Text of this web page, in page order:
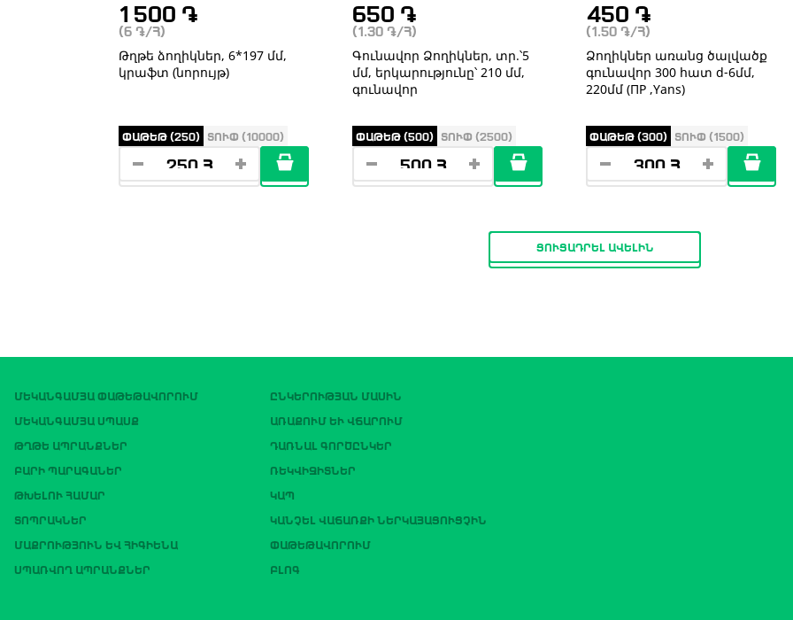
1 500 ֏
(6 ֏ /Հ)
Թղթե ձողիկներ, 6*197 մմ,
կրաֆտ (նորույթ)
ՓԱԹԵԹ (250) ՏՈՒՓ (10000)
650 ֏
(1.30 ֏ /Հ)
Գունավոր Ձողիկներ, տր.՝5
մմ, երկարությունը՝ 210 մմ,
գունավոր
ՓԱԹԵԹ (500) ՏՈՒՓ (2500)
450 ֏
(1.50 ֏ /Հ)
Ձողիկներ առանց ծալվածք
գունավոր 300 հատ d-6մմ,
220մմ (ПР ,Yans)
ՓԱԹԵԹ (300) ՏՈՒՓ (1500)
ՑՈՒՑԱԴՐԵԼ ԱՎԵԼԻՆ
ՄԵԿԱՆԳԱՄՅԱ ՓԱԹԵԹԱՎՈՐՈՒՄ
ՄԵԿԱՆԳԱՄՅԱ ՍՊԱՍՔ
ԹՂԹԵ ԱՊՐԱՆՔՆԵՐ
ԲԱՐԻ ՊԱՐԱԳԱՆԵՐ
ԹԽԵԼՈՒ ՀԱՄԱՐ
ՏՈՊՐԱԿՆԵՐ
ՄԱՔՐՈՒԹՅՈՒՆ ԵՎ ՀԻԳԻԵՆԱ
ՍՊԱՌՎՈՂ ԱՊՐԱՆՔՆԵՐ
ԸՆԿԵՐՈՒԹՅԱՆ ՄԱՍԻՆ
ԱՌԱՔՈՒՄ ԵՒ ՎՃԱՐՈՒՄ
ԴԱՌՆԱԼ ԳՈՐԾԸՆԿԵՐ
ՌԵԿՎԻԶԻՏՆԵՐ
ԿԱՊ
ԿԱՆՉԵԼ ՎԱՃԱՌՔԻ ՆԵՐԿԱՅԱՑՈՒՑՉԻՆ
ՓԱԹԵԹԱՎՈՐՈՒՄ
ԲԼՈԳ